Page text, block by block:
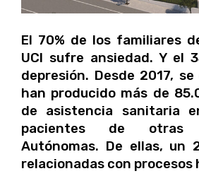
El 70% de los familiares
UCI sufre ansiedad. Y el
depresión. Desde 2017,
han producido más de
de asistencia sanitaria
pacientes de otras
Autónomas. De ellas, un
relacionadas con procesos